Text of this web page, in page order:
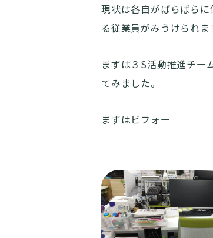
現状は各自がばらばら
る従業員がみうけられ
まずは３S活動推進チー
てみました。
まずはビフォー